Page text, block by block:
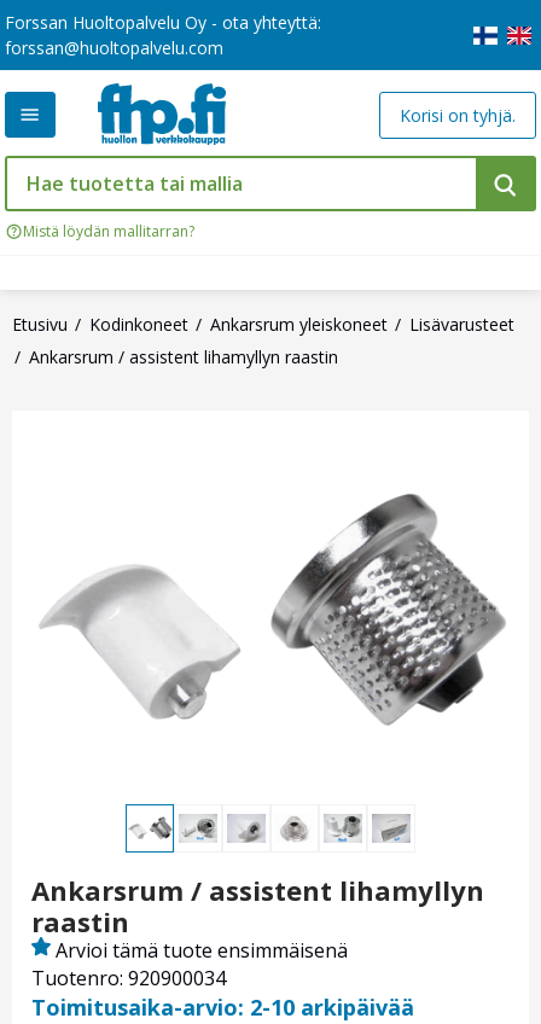
Forssan Huoltopalvelu Oy - ota yhteyttä:
forssan@huoltopalvelu.com
Mistä löydän mallitarran?
Korisi on tyhjä.
Etusivu Kodinkoneet Ankarsrum yleiskoneet
Lisävarusteet
Ankarsrum / assistent lihamyllyn raastin
Ankarsrum / assistent lihamyllyn
raastin
Tuotenro: 920900034
Arvioi tämä tuote ensimmäisenä
Toimitusaika-arvio: 2-10 arkipäivää